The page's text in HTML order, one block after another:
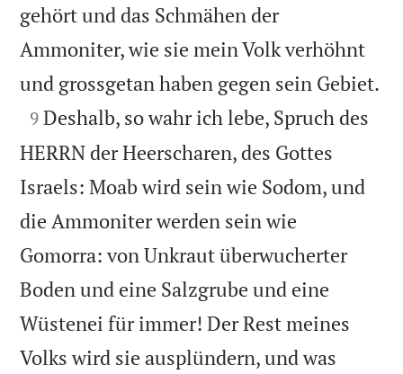
gehört und das Schmähen der
Ammoniter, wie sie mein Volk verhöhnt
und grossgetan haben gegen sein Gebiet.

9 Deshalb, so wahr ich lebe, Spruch des
HERRN der Heerscharen, des Gottes
Israels: Moab wird sein wie Sodom, und
die Ammoniter werden sein wie
Gomorra: von Unkraut überwucherter
Boden und eine Salzgrube und eine
Wüstenei für immer! Der Rest meines
Volks wird sie ausplündern, und was